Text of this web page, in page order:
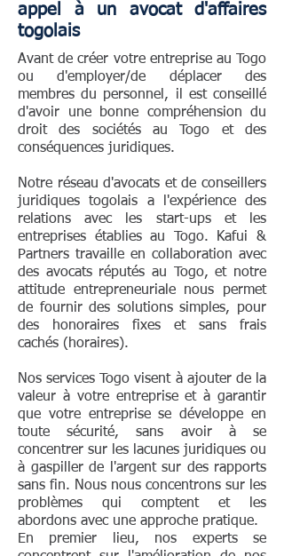
appel à un avocat d'affaires
togolais
Avant de créer votre entreprise au Togo
ou d'employer/de déplacer des
membres du personnel, il est conseillé
d'avoir une bonne compréhension du
droit des sociétés au Togo et des
conséquences juridiques.
Notre réseau d'avocats et de conseillers
juridiques togolais a l'expérience des
relations avec les start-ups et les
entreprises établies au Togo. Kafui &
Partners travaille en collaboration avec
des avocats réputés au Togo, et notre
attitude entrepreneuriale nous permet
de fournir des solutions simples, pour
des honoraires fixes et sans frais
cachés (horaires).
Nos services Togo visent à ajouter de la
valeur à votre entreprise et à garantir
que votre entreprise se développe en
toute sécurité, sans avoir à se
concentrer sur les lacunes juridiques ou
à gaspiller de l'argent sur des rapports
sans fin. Nous nous concentrons sur les
problèmes qui comptent et les
abordons avec une approche pratique.
En premier lieu, nos experts se